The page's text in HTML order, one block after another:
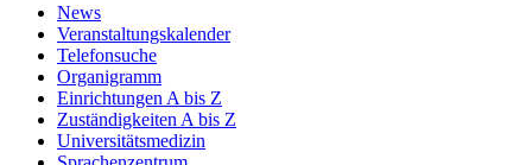
News
Veranstaltungskalender
Telefonsuche
Organigramm
Einrichtungen A bis Z
Zuständigkeiten A bis Z
Universitätsmedizin